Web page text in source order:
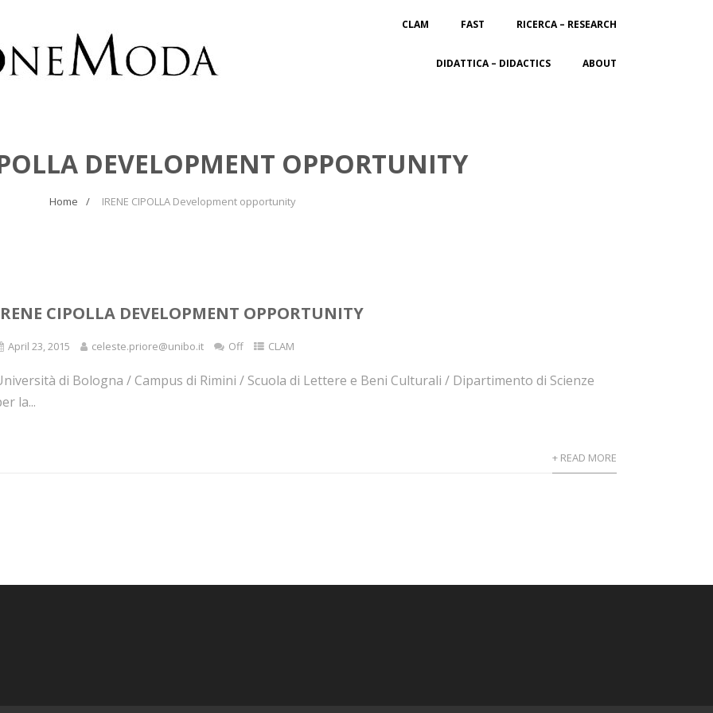
CLAM FAST RICERCA – RESEARCH
DIDATTICA – DIDACTICS ABOUT
DEVELOPMENT OPPORTUNITY
Home IRENE CIPOLLA Development opportunity
CIPOLLA DEVELOPMENT OPPORTUNITY
April 23, 2015 celeste.priore@unibo.it Off CLAM
di Bologna / Campus di Rimini / Scuola di Lettere e Beni Culturali / Dipartimento di Scienze
la...
+ READ MORE